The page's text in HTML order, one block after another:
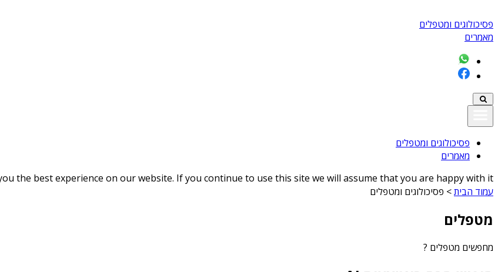
פסיכולוגים ומטפלים
מאמרים
פסיכולוגים ומטפלים
מאמרים
the best experience on our website. If you continue to use this site we will assume that you are happy with it
עמוד הבית> פסיכולוגים ומטפלים
מטפלים
מחפשים מטפלים ?